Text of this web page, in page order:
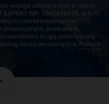
mojego adresu e-mail w celach
NIP: 7342676075, w tym
i marketingowych (w
promocyjnych, produktach,
newslettera drogą elektroniczną
zasad określonych w Polityce